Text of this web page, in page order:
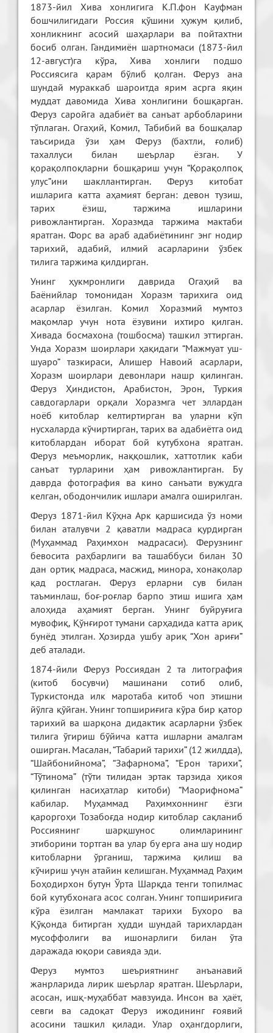
1873-йил Хива хонлигига К.П.фон Кауфман
бошчилигидаги Россия қўшини ҳужум қилиб,
хонликнинг асосий шаҳарлари ва пойтахтни
босиб олган. Гандимиён шартномаси (1873-йил
12-август)га кўра, Хива хонлиги подшо
Россиясига қарам бўлиб қолган. Феруз ана
шундай мураккаб шароитда ярим асрга яқин
муддат давомида Хива хонлигини бошқарган.
Феруз саройга адабиёт ва санъат арбобларини
тўплаган. Огаҳий, Комил, Табибий ва бошқалар
таъсирида ўзи ҳам Феруз (бахтли, ғолиб)
тахаллуси билан шеърлар ёзган. У
қорақолпоқларни бошқариш учун “Қорақолпоқ
улус”ини шакллантирган. Феруз китобат
ишларига катта аҳамият берган: девон тузиш,
тарих ёзиш, таржима ишларини
ривожлантирган. Хоразмда таржима мактаби
яратган. Форс ва араб адабиётининг энг нодир
тарихий, адабий, илмий асарларини ўзбек
тилига таржима қилдирган.
Унинг ҳукмронлиги даврида Огаҳий ва
Баёнийлар томонидан Хоразм тарихига оид
асарлар ёзилган. Комил Хоразмий мумтоз
мақомлар учун нота ёзувини ихтиро қилган.
Хивада босмахона (тошбосма) ташкил эттирган.
Унда Хоразм шоирлари ҳақидаги “Мажмуат уш-
шуаро” тазкираси, Алишер Навоий асарлари,
Хоразм шоирлари девонлари нашр қилинган.
Феруз Ҳиндистон, Арабистон, Эрон, Туркия
савдогарлари орқали Хоразмга чет эллардан
ноёб китоблар келтиртирган ва уларни кўп
нусхаларда кўчиртирган, тарих ва адабиётга оид
китоблардан иборат бой кутубхона яратган.
Феруз меъморлик, наққошлик, хаттотлик каби
санъат турларини ҳам ривожлантирган. Бу
даврда фотография ва кино санъати вужудга
келган, ободончилик ишлари амалга оширилган.
Феруз 1871-йил Кўҳна Арк қаршисида ўз номи
билан аталувчи 2 қаватли мадраса қурдирган
(Муҳаммад Раҳимхон мадрасаси). Ферузнинг
бевосита раҳбарлиги ва ташаббуси билан 30
дан ортиқ мадраса, масжид, минора, хонақолар
қад ростлаган. Феруз ерларни сув билан
таъминлаш, боғ-роғлар барпо этиш ишига ҳам
алоҳида аҳамият берган. Унинг буйруғига
мувофиқ, Қўнғирот тумани сарҳадида катта ариқ
бунёд этилган. Ҳозирда ушбу ариқ “Хон ариғи”
деб аталади.
1874-йили Феруз Россиядан 2 та литография
(китоб босувчи) машинани сотиб олиб,
Туркистонда илк маротаба китоб чоп этишни
йўлга қўйган. Унинг топшириғига кўра бир қатор
тарихий ва шарқона дидактик асарларни ўзбек
тилига ўгириш бўйича катта ишларни амалгам
оширган. Масалан, “Табарий тарихи” (12 жилдда),
“Шайбонийнома”, “Зафарнома”, “Ерон тарихи”,
“Тўтинома” (тўти тилидан эртак тарзида ҳикоя
қилинган насиҳатлар китоби) “Маорифнома”
кабилар. Муҳаммад Раҳимхоннинг ёзги
қароргоҳи Тозабоғда нодир китоблар сақланиб
Россиянинг шарқшунос олимларининг
этиборини тортган ва улар бу ерга ана шу нодир
китобларни ўрганиш, таржима қилиш ва
кўчириш учун атайин келишган. Муҳаммад Раҳим
Боҳодирхон бутун Ўрта Шарқда тенги топилмас
бой кутубхонага асос солган. Унинг топшириғига
кўра ёзилган мамлакат тарихи Бухоро ва
Қўқонда битирган ҳудди шундай тарихлардан
мусоффолиги ва ишонарлиги билан ўта
даражада юқори савияда эди.
Феруз мумтоз шеъриятнинг анъанавий
жанрларида лирик шеърлар яратган. Шеърлари,
асосан, ишқ-муҳаббат мавзуида. Инсон ва ҳаёт,
севги ва садоқат Феруз ижодининг ғоявий
асосини ташкил қилади. Улар оҳангдорлиги,